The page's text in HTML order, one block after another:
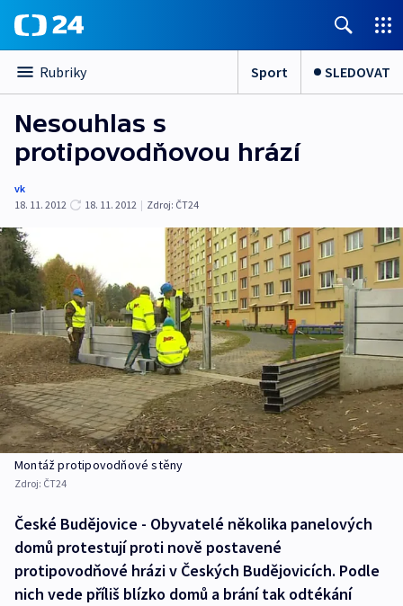
Rubriky Sport SLEDOVAT
Nesouhlas s
protipovodňovou hrází
vk
18. 11. 2012
18. 11. 2012 | Zdroj: ČT24
Montáž protipovodňové stěny
Zdroj: ČT24
České Budějovice - Obyvatelé několika panelových
domů protestují proti nově postavené
protipovodňové hrázi v Českých Budějovicích. Podle
nich vede příliš blízko domů a brání tak odtékání